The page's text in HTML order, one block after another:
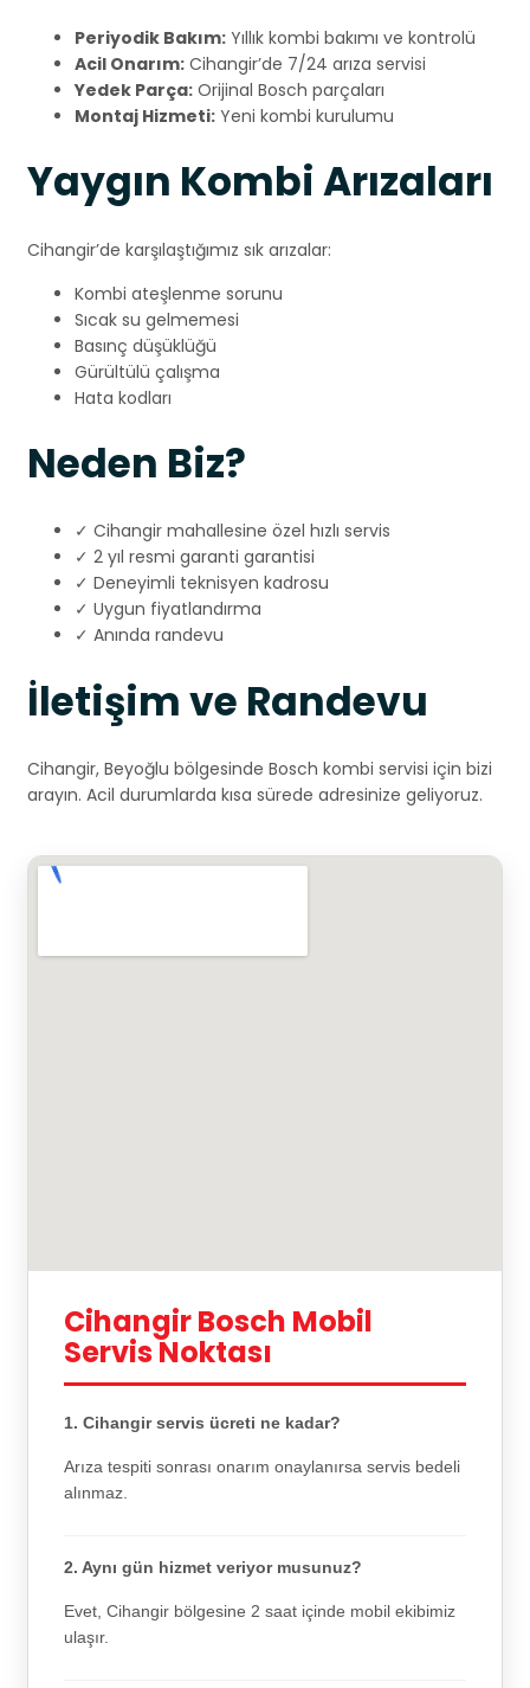
Periyodik Bakım: Yıllık kombi bakımı ve kontrolü
Acil Onarım: Cihangir’de 7/24 arıza servisi
Yedek Parça: Orijinal Bosch parçaları
Montaj Hizmeti: Yeni kombi kurulumu
Yaygın Kombi Arızaları
Cihangir’de karşılaştığımız sık arızalar:
Kombi ateşlenme sorunu
Sıcak su gelmemesi
Basınç düşüklüğü
Gürültülü çalışma
Hata kodları
Neden Biz?
✓ Cihangir mahallesine özel hızlı servis
✓ 2 yıl resmi garanti garantisi
✓ Deneyimli teknisyen kadrosu
✓ Uygun fiyatlandırma
✓ Anında randevu
İletişim ve Randevu
Cihangir, Beyoğlu bölgesinde Bosch kombi servisi için bizi
arayın. Acil durumlarda kısa sürede adresinize geliyoruz.
Cihangir Bosch Mobil
Servis Noktası
1. Cihangir servis ücreti ne kadar?
Arıza tespiti sonrası onarım onaylanırsa servis bedeli
alınmaz.
2. Aynı gün hizmet veriyor musunuz?
Evet, Cihangir bölgesine 2 saat içinde mobil ekibimiz
ulaşır.